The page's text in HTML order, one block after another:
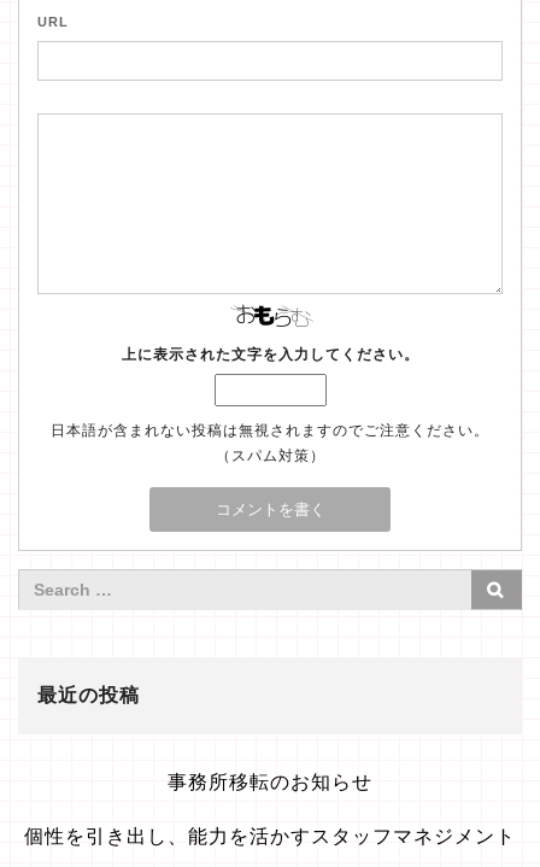
URL
上に表示された文字を入力してください。
日本語が含まれない投稿は無視されますのでご注意ください。
（スパム対策）
最近の投稿
事務所移転のお知らせ
個性を引き出し、能力を活かすスタッフマネジメント